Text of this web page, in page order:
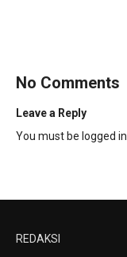
No Comments
Leave a Reply
You must be logged in
REDAKSI